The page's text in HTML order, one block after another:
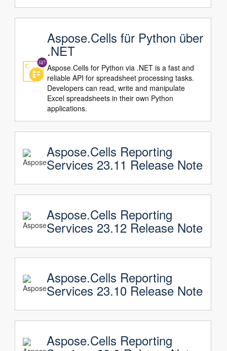
Aspose.Cells für Python über
.NET
Aspose.Cells for Python via .NET is a fast and
reliable API for spreadsheet processing tasks.
Developers can read, write and manipulate
Excel spreadsheets in their own Python
applications.
Aspose.Cells Reporting
Services 23.11 Release Note
Aspose.Cells Reporting
Services 23.12 Release Note
Aspose.Cells Reporting
Services 23.10 Release Note
Aspose.Cells Reporting